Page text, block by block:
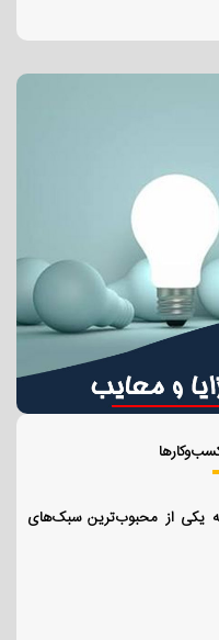
یکی از محبوب‌ترین سبک‌های